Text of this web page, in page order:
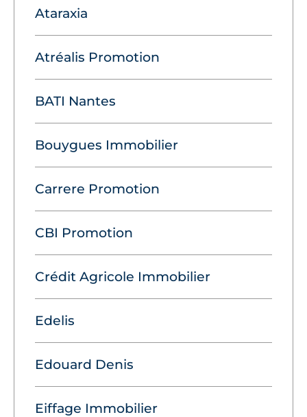
Ataraxia
Atréalis Promotion
BATI Nantes
Bouygues Immobilier
Carrere Promotion
CBI Promotion
Crédit Agricole Immobilier
Edelis
Edouard Denis
Eiffage Immobilier